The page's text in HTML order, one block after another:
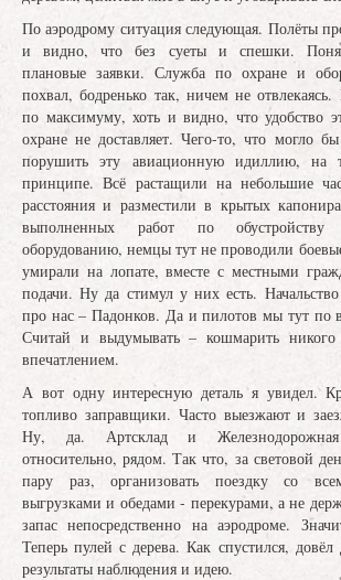
По аэродрому ситуация следующая. Полёты
и видно, что без суеты и спешки.
плановые заявки. Служба по охране и
похвал, бодренько так, ничем не отвлекаясь.
по максимуму, хоть и видно, что удобство
охране не доставляет. Чего-то, что могло
порушить эту авиационную идиллию, на
принципе. Всё растащили на небольшие
расстояния и разместили в крытых
выполненных работ по
оборудованию, немцы тут не проводили
умирали на лопате, вместе с местными
подачи. Ну да стимул у них есть. Начальство
про нас – Падонков. Да и пилотов мы тут по
Считай и выдумывать – кошмарить
впечатлением.
А вот одну интересную деталь я увидел.
топливо заправщики. Часто выезжают и
Ну, да. Артсклад и
относительно, рядом. Так что, за световой
пару раз, организовать поездку со
выгрузками и обедами - перекурами, а не
запас непосредственно на аэродроме.
Теперь пулей с дерева. Как спустился, довёл
результаты наблюдения и идею.